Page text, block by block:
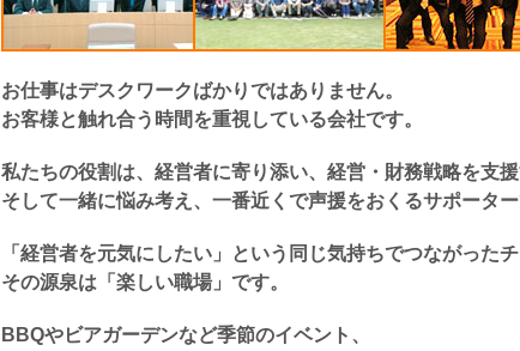
お仕事はデスクワークばかりではありません。
お客様と触れ合う時間を重視している会社です。
私たちの役割は、経営者に寄り添い、経営・財務戦略を支援
そして一緒に悩み考え、一番近くで声援をおくるサポータ
「経営者を元気にしたい」という同じ気持ちでつながった
その源泉は「楽しい職場」です。
BBQやビアガーデンなど季節のイベント、